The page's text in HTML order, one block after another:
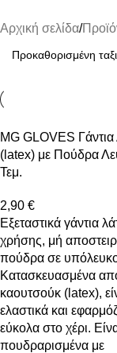
Αρχική σελίδα/
MG GLOVES Γάντια
(latex) με Πούδρα
Τεμ.
2,90 €
Εξεταστικά γάντια
χρήσης, μή
πούδρα σε
Κατασκευασμένα
καουτσούκ (latex),
ελαστικά και
εύκολα στο χέρι.
πουδραρισμένα με